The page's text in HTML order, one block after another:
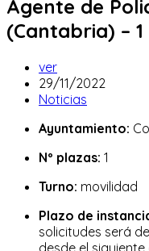
Agente de
(Cantabria) –
Autor
de
la
ver
Publicación
de
entrada:
29/11/2022
Categoría
la
Noticias
Ayuntamiento:
Nº plazas: 1
Turno: movilidad
Plazo de
solicitudes será
desde el